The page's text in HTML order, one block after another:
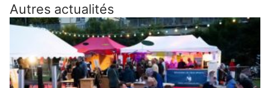
Autres actualités